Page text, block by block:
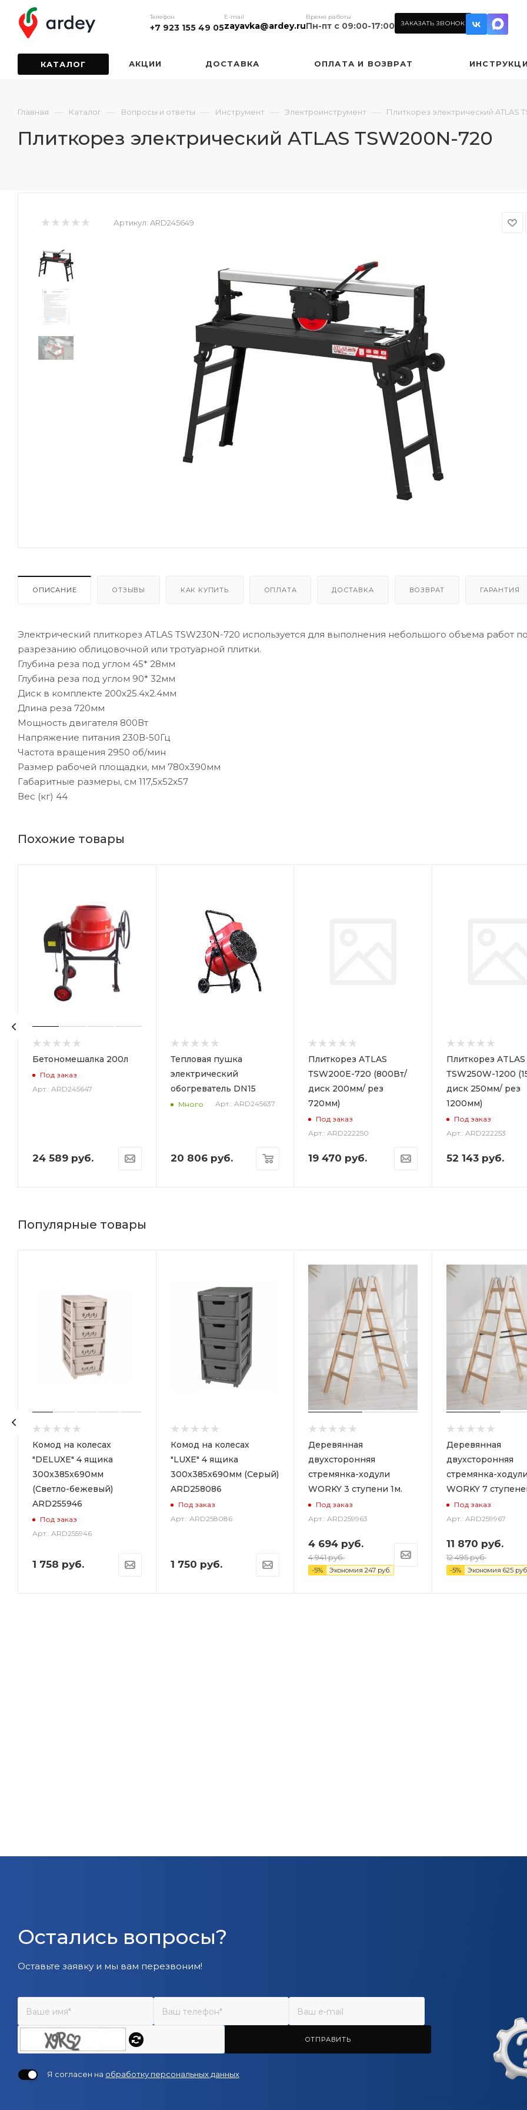
Телефон
+7 923 155 49 05
E-mail
zayavka@ardey.ru
Время работы
Пн-пт с 09:00-17:00 ЗАКАЗАТЬ ЗВОНОК
КАТАЛОГ АКЦИИ ДОСТАВКА ОПЛАТА И ВОЗВРАТ
Главная — Каталог — Вопросы и ответы — Инструмент — Электроинструмент — Плиткорез электрический ATLAS
Плиткорез электрический ATLAS ТSW200N-720
Артикул: ARD245649
ОПИСАНИЕ ОТЗЫВЫ КАК КУПИТЬ ОПЛАТА ДОСТАВКА ВОЗВРАТ ГАРАНТИЯ
Электрический плиткорез ATLAS ТSW230N-720 используется для выполнения небольшого объема работ по
разрезанию облицовочной или тротуарной плитки.
Глубина реза под углом 45* 28мм
Глубина реза под углом 90* 32мм
Диск в комплекте 200х25.4х2.4мм
Длина реза 720мм
Мощность двигателя 800Вт
Напряжение питания 230В-50Гц
Частота вращения 2950 об/мин
Размер рабочей площадки, мм 780х390мм
Габаритные размеры, см 117,5х52х57
Вес (кг) 44
Похожие товары
Бетономешалка 200л
Под заказ
Арт.: ARD245647
24 589руб.
Тепловая пушка
электрический
обогреватель DN15
Много Арт.: ARD245637
20 806руб.
Плиткорез ATLAS
ТSW200E-720 (800Вт/
диск 200мм/ рез
720мм)
Под заказ
Арт.: ARD222250
19 470 руб.
Плиткорез ATLAS
ТSW250W-1200
диск 250мм/ рез
1200мм)
Под заказ
Арт.: ARD222253
52 143 руб.
Популярные товары
Комод на колесах
"DELUXE" 4 ящика
300х385х690мм
(Светло-бежевый)
ARD255946
Под заказ
Арт.: ARD255946
1 758 руб.
Комод на колесах
"LUXE" 4 ящика
300х385х690мм (Серый)
ARD258086
Под заказ
Арт.: ARD258086
1 750 руб.
Деревянная
двухсторонняя
стремянка-ходули
WORKY 3 ступени 1м.
Под заказ
Арт.: ARD259963
4 694 руб.
4 941руб.
-5% Экономия 247 руб.
Деревянная
двухсторонняя
стремянка-ходули
WORKY 7
Под заказ
Арт.: ARD259967
11 870 руб.
12 495руб.
-5% Экономия 625
Остались вопросы?
Оставьте заявку и мы вам перезвоним!
ОТПРАВИТЬ
Я согласен на обработку персональных данных